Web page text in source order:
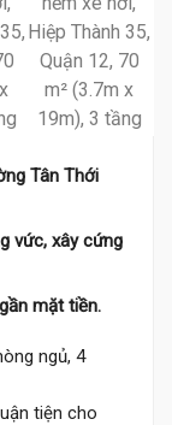
Tân Thới
vức, xây cứng
mặt tiền.
ngủ, 4
tiện cho